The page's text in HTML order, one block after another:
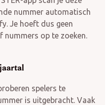
nummer automatisch
Je hoeft dus geen
nummers op te zoeken.
spelers te
is uitgebracht. Vaak